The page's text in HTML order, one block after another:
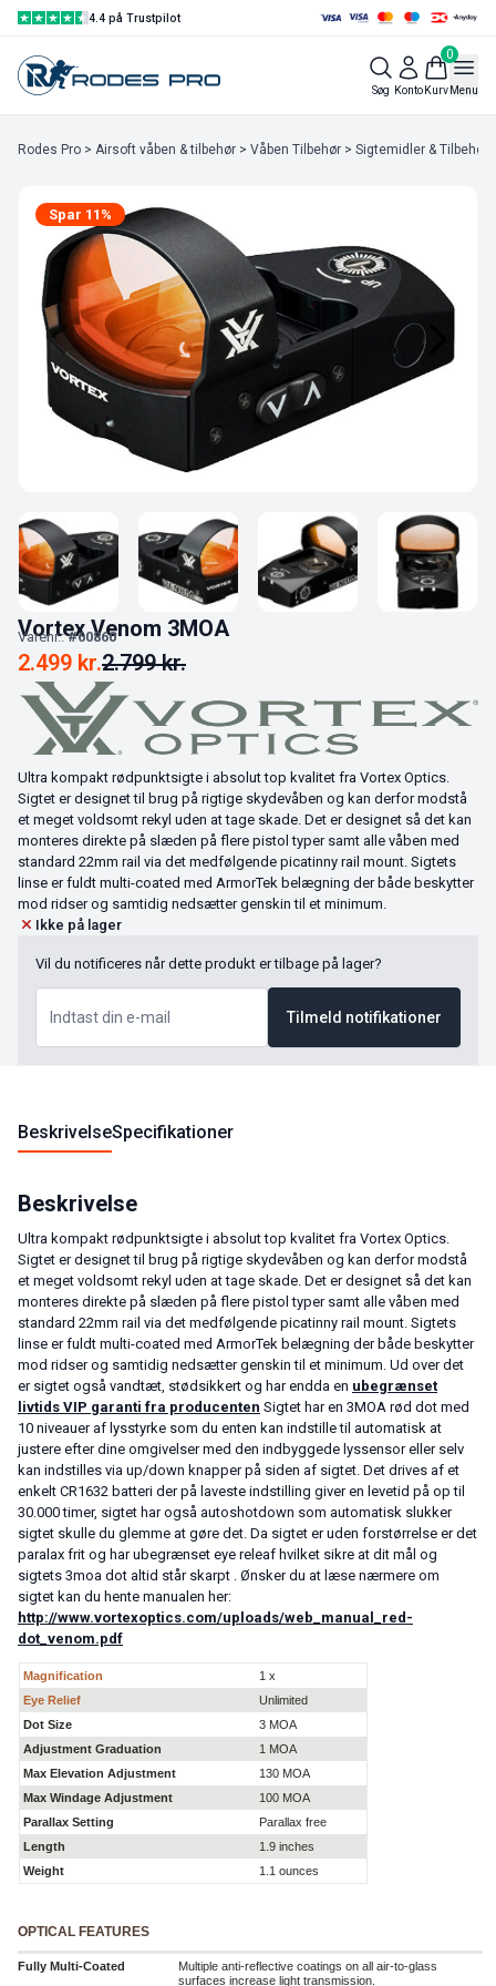
4.4 på Trustpilot
Søg Konto
0
KurvMenu
Rodes Pro > Airsoft våben & tilbehør > Våben Tilbehør > Sigtemidler & Tilbehør
Spar 11%
Vortex Venom 3MOA
Varenr.:#60860
2.799kr.
2.499 kr.
Ultra kompakt rødpunktsigte i absolut top kvalitet fra Vortex Optics.
Sigtet er designet til brug på rigtige skydevåben og kan derfor modstå
et meget voldsomt rekyl uden at tage skade. Det er designet så det kan
monteres direkte på slæden på flere pistol typer samt alle våben med
standard 22mm rail via det medfølgende picatinny rail mount. Sigtets
linse er fuldt multi-coated med ArmorTek belægning der både beskytter
mod ridser og samtidig nedsætter genskin til et minimum.
Ikke på lager
Vil du notificeres når dette produkt er tilbage på lager?
Tilmeld notifikationer
BeskrivelseSpecifikationer
Beskrivelse
Ultra kompakt rødpunktsigte i absolut top kvalitet fra Vortex Optics.
Sigtet er designet til brug på rigtige skydevåben og kan derfor modstå
et meget voldsomt rekyl uden at tage skade. Det er designet så det kan
monteres direkte på slæden på flere pistol typer samt alle våben med
standard 22mm rail via det medfølgende picatinny rail mount. Sigtets
linse er fuldt multi-coated med ArmorTek belægning der både beskytter
mod ridser og samtidig nedsætter genskin til et minimum. Ud over det
er sigtet også vandtæt, stødsikkert og har endda en ubegrænset
livtids VIP garanti fra producenten Sigtet har en 3MOA rød dot med
10 niveauer af lysstyrke som du enten kan indstille til automatisk at
justere efter dine omgivelser med den indbyggede lyssensor eller selv
kan indstilles via up/down knapper på siden af sigtet. Det drives af et
enkelt CR1632 batteri der på laveste indstilling giver en levetid på op til
30.000 timer, sigtet har også autoshotdown som automatisk slukker
sigtet skulle du glemme at gøre det. Da sigtet er uden forstørrelse er det
paralax frit og har ubegrænset eye releaf hvilket sikre at dit mål og
sigtets 3moa dot altid står skarpt . Ønsker du at læse nærmere om
sigtet kan du hente manualen her:
http://www.vortexoptics.com/uploads/web_manual_red-
dot_venom.pdf
Magnification
1 x
Eye Relief
Unlimited
Dot Size
3 MOA
Adjustment Graduation
1 MOA
Max Elevation Adjustment
130 MOA
Max Windage Adjustment
100 MOA
Parallax Setting
Parallax free
Length
1.9 inches
Weight
1.1 ounces
OPTICAL FEATURES
Fully Multi-Coated
Multiple anti-reflective coatings on all air-to-glass
surfaces increase light transmission.